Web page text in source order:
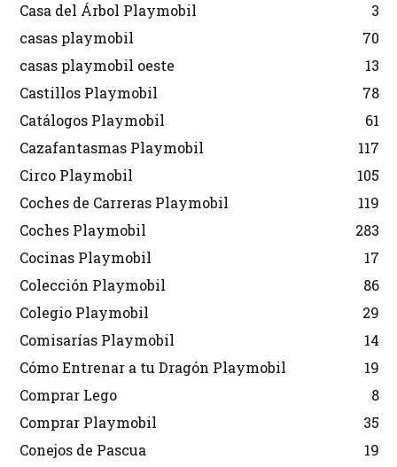
Casa del Árbol Playmobil
3
casas playmobil
70
casas playmobil oeste
13
Castillos Playmobil
78
Catálogos Playmobil
61
Cazafantasmas Playmobil
117
Circo Playmobil
105
Coches de Carreras Playmobil
119
Coches Playmobil
283
Cocinas Playmobil
17
Colección Playmobil
86
Colegio Playmobil
29
Comisarías Playmobil
14
Cómo Entrenar a tu Dragón Playmobil
19
Comprar Lego
8
Comprar Playmobil
35
Conejos de Pascua
19